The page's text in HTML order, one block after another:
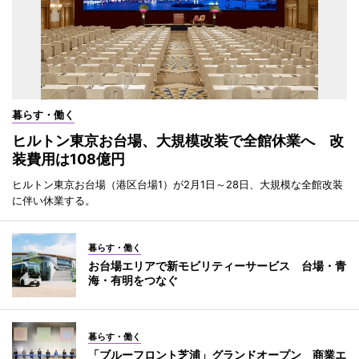
暮らす・働く
ヒルトン東京お台場、大規模改装で全館休業へ 改
装費用は108億円
ヒルトン東京お台場（港区台場1）が2月1日～28日、大規模な全館改装
に伴い休業する。
暮らす・働く
お台場エリアで新モビリティーサービス 台場・青
海・有明をつなぐ
暮らす・働く
「ブルーフロント芝浦」グランドオープン 商業エ